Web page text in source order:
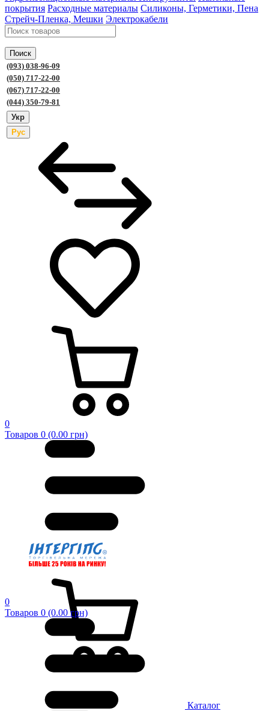
покрытия Расходные материалы Силиконы, Герметики, Пена
Стрейч-Пленка, Мешки Электрокабели
Поиск
(093) 038-96-09
(050) 717-22-00
(067) 717-22-00
(044) 350-79-81
Укр
Рус
0
Товаров 0 (0.00 грн)
0
Товаров 0 (0.00 грн)
Каталог